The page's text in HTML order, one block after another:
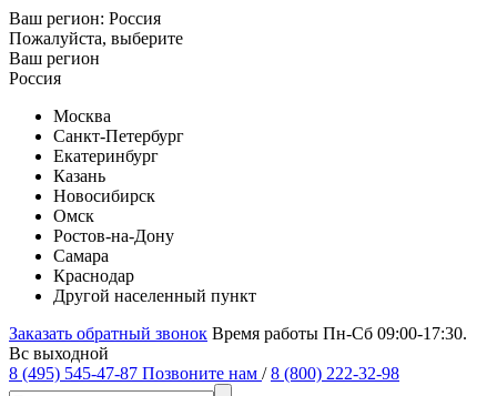
Ваш регион: Россия
Пожалуйста, выберите
Ваш регион
Россия
Москва
Санкт-Петербург
Екатеринбург
Казань
Новосибирск
Омск
Ростов-на-Дону
Самара
Краснодар
Другой населенный пункт
Заказать обратный звонок Время работы Пн-Сб 09:00-17:30.
Вс выходной
8 (495) 545-47-87 Позвоните нам / 8 (800) 222-32-98